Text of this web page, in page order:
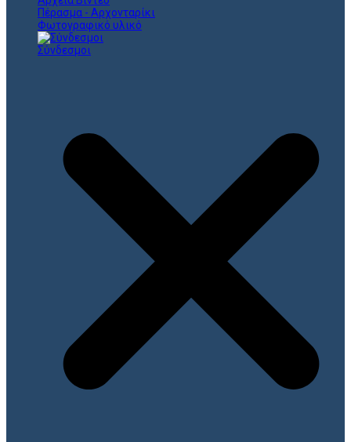
Πέρασμα - Αρχονταρίκι
Φωτογραφικό υλικό
Σύνδεσμοι